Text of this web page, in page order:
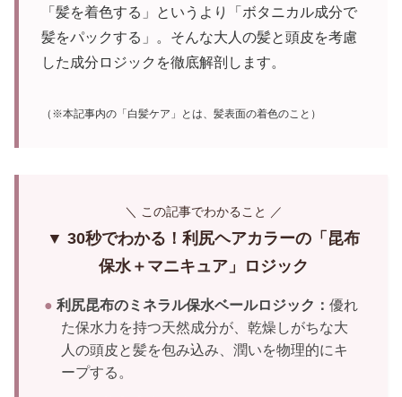
「髪を着色する」というより「ボタニカル成分で
髪をパックする」。そんな大人の髪と頭皮を考慮
した成分ロジックを徹底解剖します。
（※本記事内の「白髪ケア」とは、髪表面の着色のこと）
＼ この記事でわかること ／
▼ 30秒でわかる！利尻ヘアカラーの「昆布
保水＋マニキュア」ロジック
● 利尻昆布のミネラル保水ベールロジック：優れ
た保水力を持つ天然成分が、乾燥しがちな大
人の頭皮と髪を包み込み、潤いを物理的にキ
ープする。